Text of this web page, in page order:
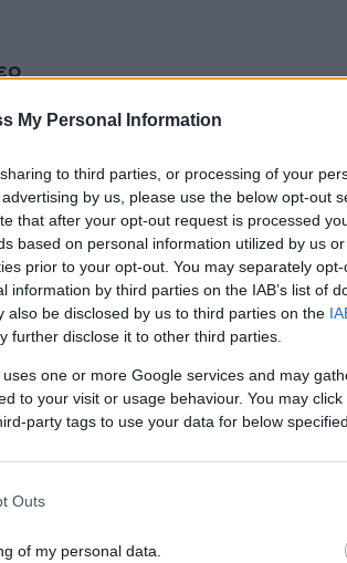
My Personal Information
to third parties, or processing of your
by us, please use the below opt-out
that after your opt-out request is processed
based on personal information utilized by us
prior to your opt-out. You may separately
information by third parties on the IAB’s list of
also be disclosed by us to third parties on the
further disclose it to other third parties.
one or more Google services and may
to your visit or usage behaviour. You may
party tags to use your data for below
Outs
of my personal data.
κατέγραψε η κάμερα του
υποδοχή του νέου
Συμέων.